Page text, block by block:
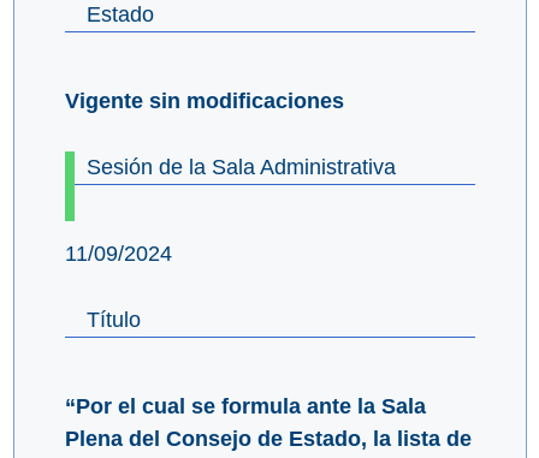
Estado
Vigente sin modificaciones
Sesión de la Sala Administrativa
11/09/2024
Título
“Por el cual se formula ante la Sala
Plena del Consejo de Estado, la lista de